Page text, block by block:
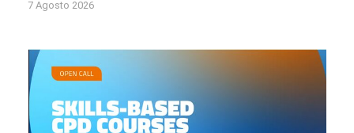
7 Agosto 2026